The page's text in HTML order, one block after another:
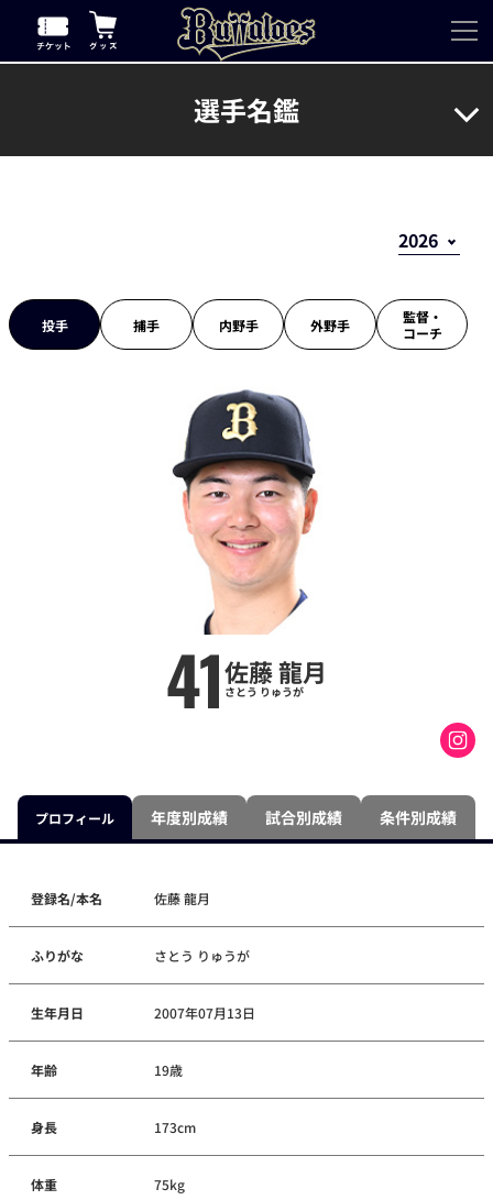
選手名鑑
投手 捕手 内野手 外野手
監督・
コーチ
41佐藤 龍月
さとう りゅうが
プロフィール 年度別成績 試合別成績 条件別成績
登録名/本名 佐藤 龍月
ふりがな さとう りゅうが
生年月日 2007年07月13日
年齢 19歳
身長 173cm
体重 75kg